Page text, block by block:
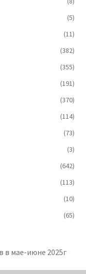
(5)
(11)
(382)
(355)
(191)
(370)
(114)
(73)
(3)
(642)
(113)
(10)
(65)
в мае-июне 2025г